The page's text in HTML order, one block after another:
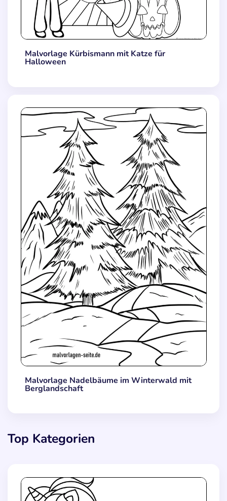
Malvorlage Kürbismann mit Katze für
Halloween
Malvorlage Nadelbäume im Winterwald mit
Berglandschaft
Top Kategorien